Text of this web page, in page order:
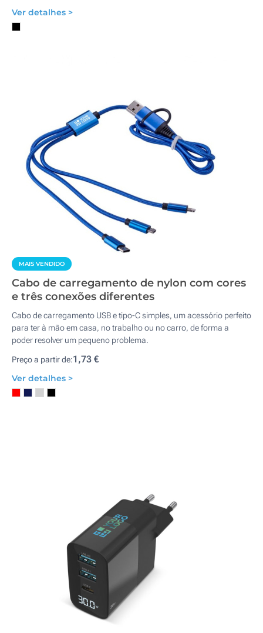
Ver detalhes >
MAIS VENDIDO
Cabo de carregamento de nylon com cores
e três conexões diferentes
Cabo de carregamento USB e tipo-C simples, um acessório perfeito
para ter à mão em casa, no trabalho ou no carro, de forma a
poder resolver um pequeno problema.
Preço a partir de:1,73 €
Ver detalhes >